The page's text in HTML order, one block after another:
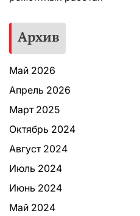
Архив
Май 2026
Апрель 2026
Март 2025
Октябрь 2024
Август 2024
Июль 2024
Июнь 2024
Май 2024